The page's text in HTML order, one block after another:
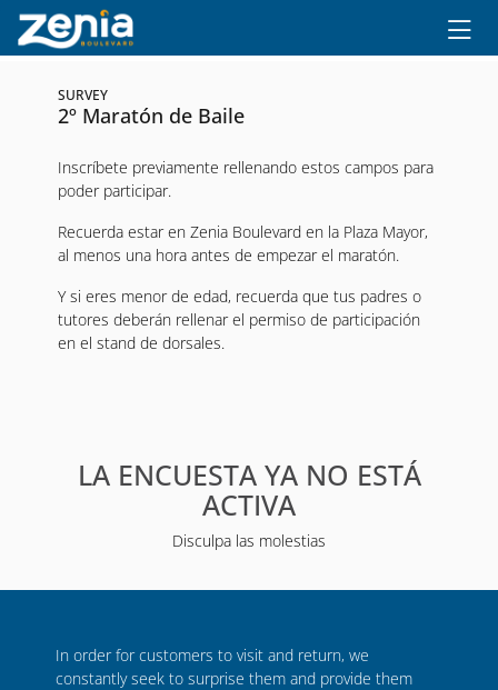
Ir al contenido principal
SURVEY
2º Maratón de Baile
Inscríbete previamente rellenando estos campos para
poder participar.
Recuerda estar en Zenia Boulevard en la Plaza Mayor,
al menos una hora antes de empezar el maratón.
Y si eres menor de edad, recuerda que tus padres o
tutores deberán rellenar el permiso de participación
en el stand de dorsales.
LA ENCUESTA YA NO ESTÁ
ACTIVA
Disculpa las molestias
In order for customers to visit and return, we
constantly seek to surprise them and provide them